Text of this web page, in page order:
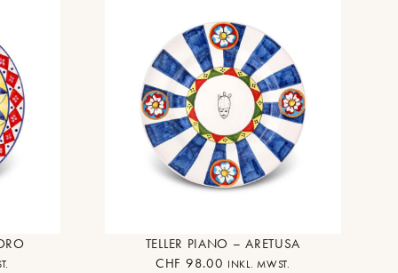
TELLER PIANO – ARETUSA
CHF 98.00 INKL. MWST.